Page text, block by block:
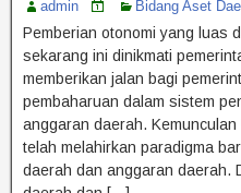
admin Bidang Aset
Pemberian otonomi yang luas
sekarang ini dinikmati
memberikan jalan bagi
pembaharuan dalam sistem
anggaran daerah.
telah melahirkan paradigma
daerah dan anggaran daerah.